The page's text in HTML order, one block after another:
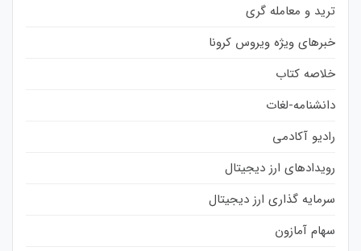
ترید و معامله گری
خبرهای ویژه ویروس کرونا
خلاصه کتاب
دانشنامه-لغات
رادیو آکادمی
رویدادهای ارز دیجیتال
سرمایه گذاری ارز دیجیتال
سهام آمازون